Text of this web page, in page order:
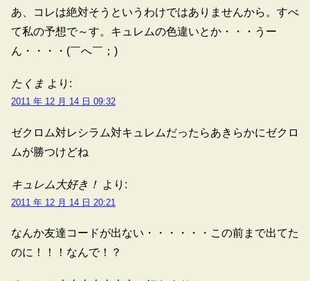
あ、コレは絶対そうというわけではありませんから。すべ
て私の予想で～す。キュレムの色違いとか・・・うー
ん・・・・(￣へ￣；)
たくま より:
2011 年 12 月 14 日 09:32
ゼクロム対レシラム対キュレムだったらあきらかにゼクロ
ムが勝つけどね
キュレム大好き！ より:
2011 年 12 月 14 日 20:21
なんか友達コードが出ない・・・・・・この前まで出てた
のに！！！なんで！？